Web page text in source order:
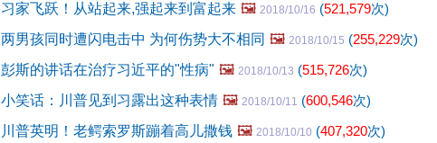
习家飞跃！从站起来,强起来到富起来 🖼️ 2018/10/16 (521,579次)
两男孩同时遭闪电击中 为何伤势大不相同 🖼️ 2018/10/15 (255,229次)
彭斯的讲话在治疗习近平的"性病" 🖼️ 2018/10/13 (515,726次)
小笑话：川普见到习露出这种表情 🖼️ 2018/10/11 (600,546次)
川普英明！老鳄索罗斯蹦着高儿撒钱 🖼️ 2018/10/10 (407,320次)